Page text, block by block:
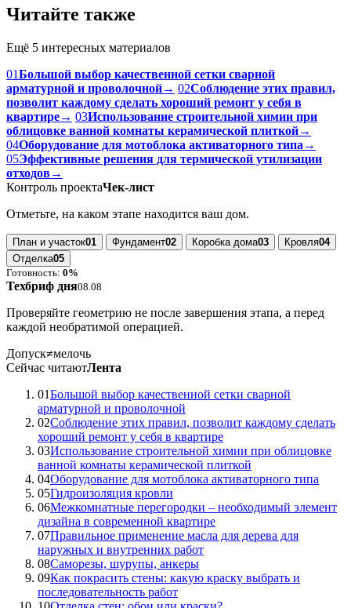
Читайте также
Ещё 5 интересных материалов
01Большой выбор качественной сетки сварной
арматурной и проволочной→ 02Соблюдение этих правил,
позволит каждому сделать хороший ремонт у себя в
квартире→ 03Использование строительной химии при
облицовке ванной комнаты керамической плиткой→
04Оборудование для мотоблока активаторного типа →
05Эффективные решения для термической утилизации
отходов→
Контроль проектаЧек-лист
Отметьте, на каком этапе находится ваш дом.
План и участок01 Фундамент02 Коробка дома03 Кровля04
Отделка05
Готовность: 0%
Техбриф дня08.08
Проверяйте геометрию не после завершения этапа, а перед
каждой необратимой операцией.
Допуск≠мелочь
Сейчас читаютЛента
01Большой выбор качественной сетки сварной
арматурной и проволочной
02Соблюдение этих правил, позволит каждому сделать
хороший ремонт у себя в квартире
03Использование строительной химии при облицовке
ванной комнаты керамической плиткой
04Оборудование для мотоблока активаторного типа
05Гидроизоляция кровли
06Межкомнатные перегородки – необходимый элемент
дизайна в современной квартире
07Правильное применение масла для дерева для
наружных и внутренних работ
08Саморезы, шурупы, анкеры
09Как покрасить стены: какую краску выбрать и
последовательность работ